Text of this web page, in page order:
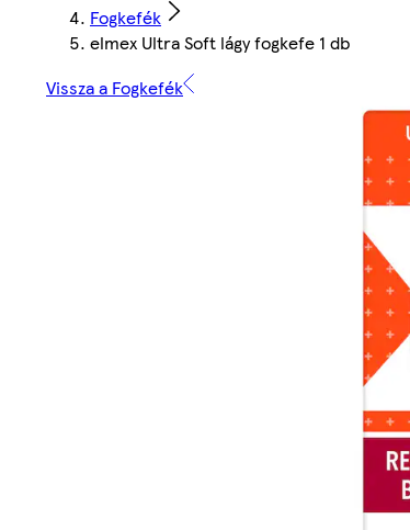
Fogkefék
elmex Ultra Soft lágy fogkefe 1 db
Vissza a Fogkefék